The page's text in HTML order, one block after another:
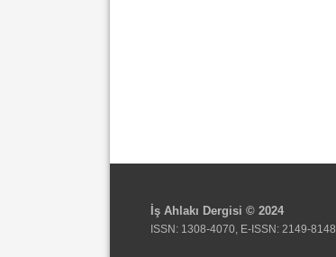
İş Ahlakı Dergisi © 2024
ISSN: 1308-4070, E-ISSN: 2149-8148